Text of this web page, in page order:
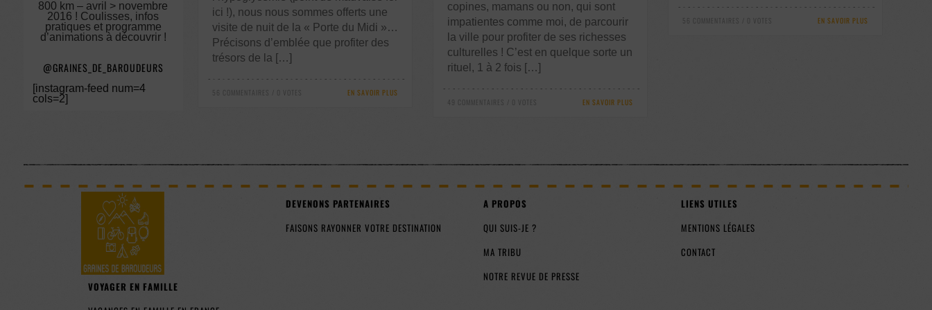
800 km – avril > novembre
2016 ! Coulisses, infos
pratiques et programme
d’animations à découvrir !
@GRAINES_DE_BAROUDEURS
[instagram-feed num=4
cols=2]
56 COMMENTAIRES / 0 VOTES EN SAVOIR PLUS
ici !), nous nous sommes offerts une
visite de nuit de la « Porte du Midi »…
Précisons d’emblée que profiter des
trésors de la […]
56 COMMENTAIRES / 0 VOTES EN SAVOIR PLUS
copines, mamans ou non, qui sont
impatientes comme moi, de parcourir
la ville pour profiter de ses richesses
culturelles ! C’est en quelque sorte un
rituel, 1 à 2 fois […]
49 COMMENTAIRES / 0 VOTES EN SAVOIR PLUS
VOYAGER EN FAMILLE
DEVENONS PARTENAIRES
FAISONS RAYONNER VOTRE DESTINATION
A PROPOS
QUI SUIS-JE ?
MA TRIBU
NOTRE REVUE DE PRESSE
LIENS UTILES
MENTIONS LÉGALES
CONTACT